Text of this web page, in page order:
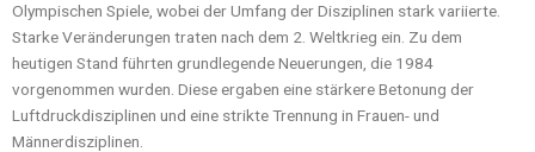
Olympischen Spiele, wobei der Umfang der Disziplinen stark variierte.
Starke Veränderungen traten nach dem 2. Weltkrieg ein. Zu dem
heutigen Stand führten grundlegende Neuerungen, die 1984
vorgenommen wurden. Diese ergaben eine stärkere Betonung der
Luftdruckdisziplinen und eine strikte Trennung in Frauen- und
Männerdisziplinen.